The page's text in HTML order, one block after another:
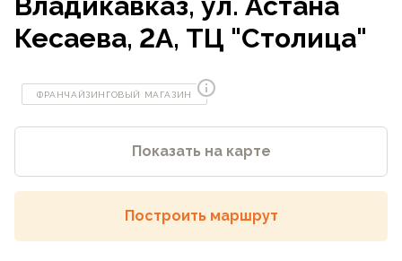
Кесаева, 2А, ТЦ "Столица"
ФРАНЧАЙЗИНГОВЫЙ МАГАЗИН
Показать на карте
Построить маршрут